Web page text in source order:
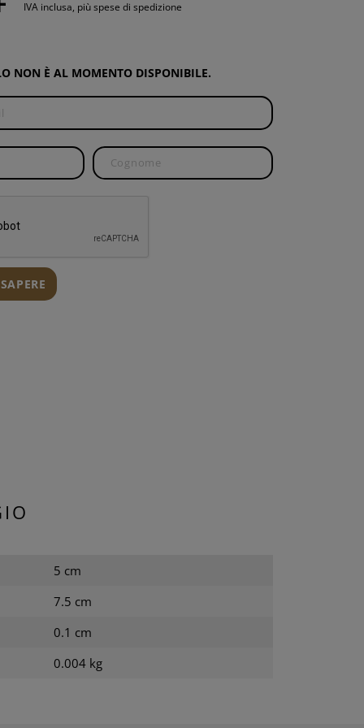
IVA inclusa, più spese di spedizione
NON È AL MOMENTO DISPONIBILE.
5 cm
7.5 cm
0.1 cm
0.004 kg